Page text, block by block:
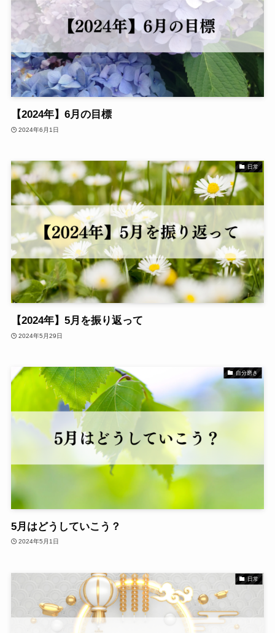
【2024年】6月の目標
2024年6月1日
日常
【2024年】5月を振り返って
2024年5月29日
自分磨き
5月はどうしていこう？
2024年5月1日
日常